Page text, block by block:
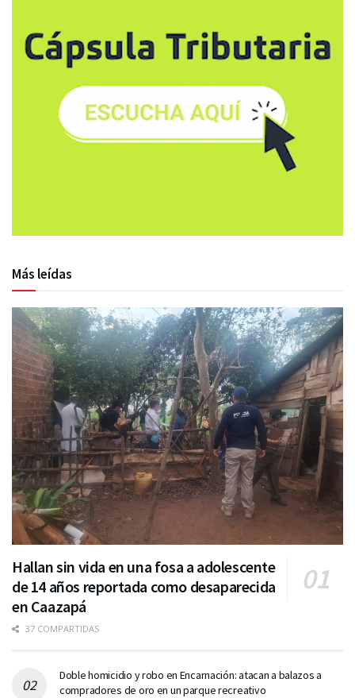
Más leídas
Hallan sin vida en una fosa a adolescente
de 14 años reportada como desaparecida
en Caazapá
37 COMPARTIDAS
Doble homicidio y robo en Encarnación: atacan a balazos a
compradores de oro en un parque recreativo